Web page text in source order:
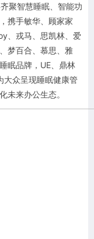
聚智慧睡眠、智能功
携手敏华、顾家家
、戎马、思凯林、爱
、梦百合、慕思、雅
眠品牌，UE、鼎林
大众呈现睡眠健康管
未来办公生态。